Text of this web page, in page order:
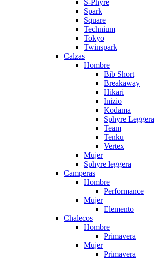
S-Phyre
Spark
Square
Technium
Tokyo
Twinspark
Calzas
Hombre
Bib Short
Breakaway
Hikari
Inizio
Kodama
Sphyre Leggera
Team
Tenku
Vertex
Mujer
Sphyre leggera
Camperas
Hombre
Performance
Mujer
Elemento
Chalecos
Hombre
Primavera
Mujer
Primavera